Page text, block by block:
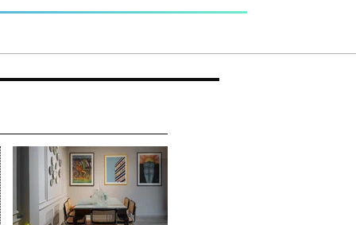
Lgbtqi+